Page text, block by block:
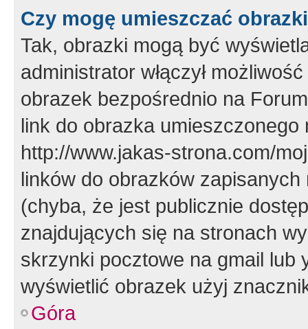
Czy mogę umieszczać
Tak, obrazki mogą być
administrator włączył
obrazek bezpośrednio na
link do obrazka
http://www.jakas-strona.com/
linków do obrazków
(chyba, że jest publicznie
znajdujących się na stronach
skrzynki pocztowe na gmail lub
wyświetlić obrazek użyj
Góra